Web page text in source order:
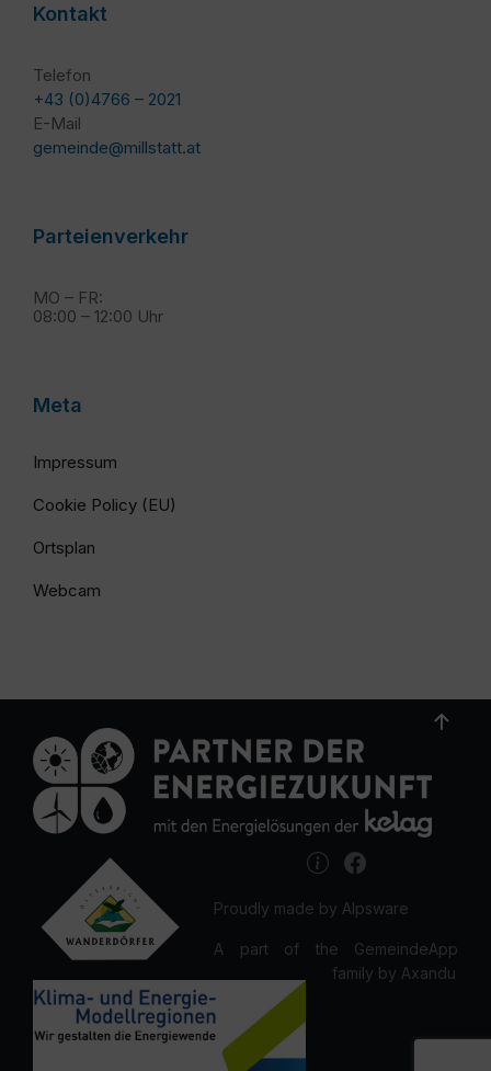
Kontakt
Telefon
+43 (0)4766 – 2021
E-Mail
gemeinde@millstatt.at
Parteienverkehr
MO – FR:
08:00 – 12:00 Uhr
Meta
Impressum
Cookie Policy (EU)
Ortsplan
Webcam
Proudly made by Alpsware
A part of the GemeindeApp
family by Axandu